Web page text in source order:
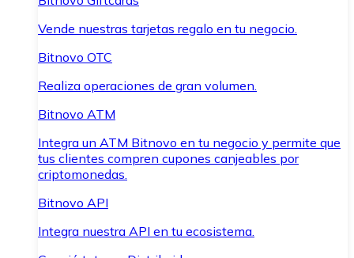
Vende nuestras tarjetas regalo en tu negocio.
Bitnovo OTC
Realiza operaciones de gran volumen.
Bitnovo ATM
Integra un ATM Bitnovo en tu negocio y permite que
tus clientes compren cupones canjeables por
criptomonedas.
Bitnovo API
Integra nuestra API en tu ecosistema.